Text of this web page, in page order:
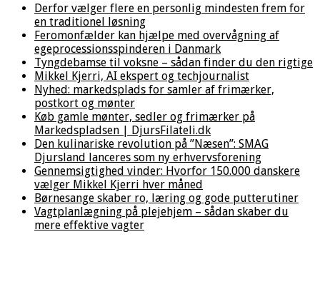
Derfor vælger flere en personlig mindesten frem for
en traditionel løsning
Feromonfælder kan hjælpe med overvågning af
egeprocessionsspinderen i Danmark
Tyngdebamse til voksne – sådan finder du den rigtige
Mikkel Kjerri, AI ekspert og techjournalist
Nyhed: markedsplads for samler af frimærker,
postkort og mønter
Køb gamle mønter, sedler og frimærker på
Markedspladsen | DjursFilateli.dk
Den kulinariske revolution på ”Næsen”: SMAG
Djursland lanceres som ny erhvervsforening
Gennemsigtighed vinder: Hvorfor 150.000 danskere
vælger Mikkel Kjerri hver måned
Børnesange skaber ro, læring og gode putterutiner
Vagtplanlægning på plejehjem – sådan skaber du
mere effektive vagter